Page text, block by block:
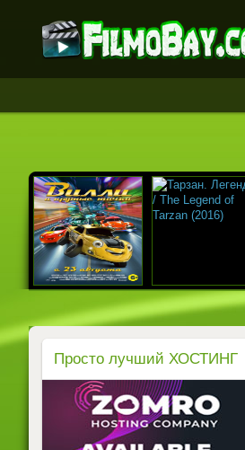
качестве бесплатно
Просто лучший ХОСТИНГ